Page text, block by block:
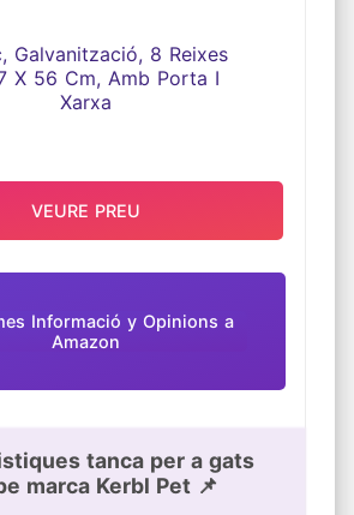
Informació y Opinions a
Amazon
tanca per a gats
marca Kerbl Pet 📌
VEURE PREU